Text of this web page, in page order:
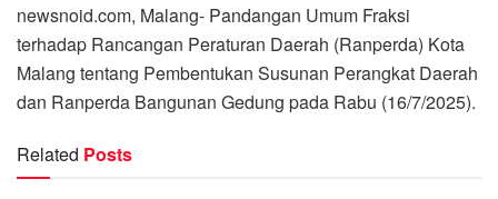
newsnoid.com, Malang- Pandangan Umum Fraksi
terhadap Rancangan Peraturan Daerah (Ranperda) Kota
Malang tentang Pembentukan Susunan Perangkat Daerah
dan Ranperda Bangunan Gedung pada Rabu (16/7/2025).
Related Posts